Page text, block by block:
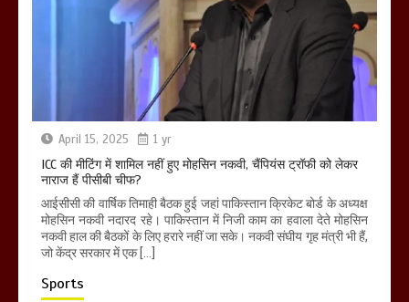
April 15, 2025 1 yr
ICC की मीटिंग में शामिल नहीं हुए मोहसिन नकवी, चैंपियंस ट्रॉफी को लेकर
नाराज हैं पीसीबी चीफ?
आईसीसी की वार्षिक तिमाही बैठक हुई जहां पाकिस्तान क्रिकेट बोर्ड के अध्यक्ष
मोहसिन नकवी नदारद रहे। पाकिस्तान में निजी काम का हवाला देते मोहसिन
नकवी हाल की बैठकों के लिए हरारे नहीं जा सके। नकवी संघीय गृह मंत्री भी हैं,
जो केंद्र सरकार में एक […]
Sports